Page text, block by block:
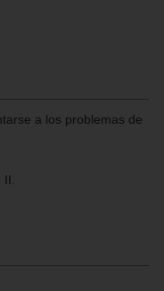
a los problemas de